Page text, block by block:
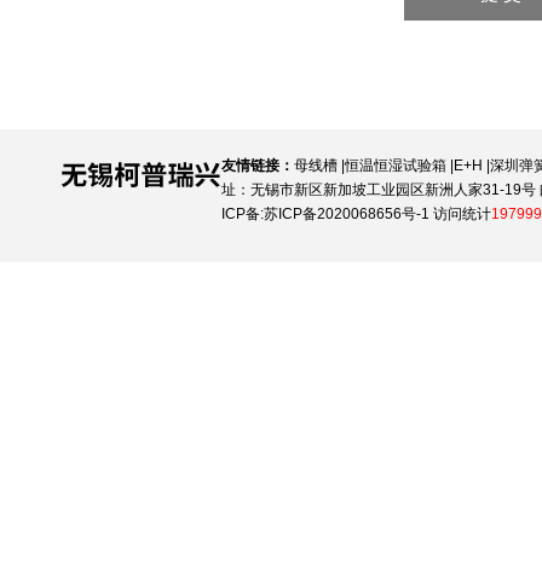
友情链接： 母线槽 |恒温恒湿试验箱 E+H 深圳弹
址：无锡市新区新加坡工业园区新洲人家31-19号
ICP备:苏ICP备2020068656号-1 访问统计197999